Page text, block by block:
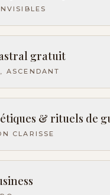
gratuit
ASCENDANT
& rituels de
CLARISSE